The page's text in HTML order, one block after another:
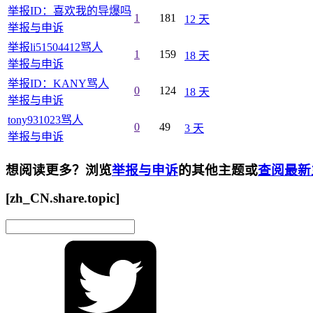
举报ID：喜欢我的导爆吗
举报与申诉
1 181 12 天
举报li51504412骂人
举报与申诉
1 159 18 天
举报ID：KANY骂人
举报与申诉
0 124 18 天
tony931023骂人
举报与申诉
0 49 3 天
想阅读更多？浏览举报与申诉的其他主题或查阅最
[zh_CN.share.topic]